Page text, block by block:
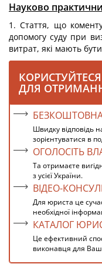
Науково
1. Стаття, що
допомогу суду при
витрат, які мають
ДЛЯ
Швидку
зорієнтуватися в
ОГОЛОСІТЬ
Та отримаєте
з усієї України.
ВІДЕО-
Для юриста це
необхідної
КАТАЛОГ
Це ефективний
виконавця для